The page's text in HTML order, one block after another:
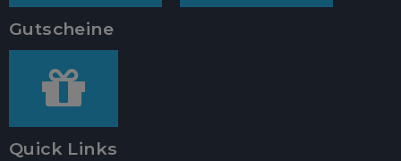
Gutscheine
Quick Links